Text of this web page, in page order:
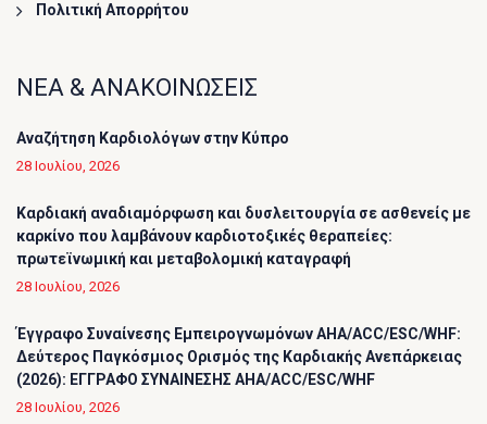
Πολιτική Απορρήτου
ΝΕΑ & ΑΝΑΚΟΙΝΩΣΕΙΣ
Αναζήτηση Καρδιολόγων στην Κύπρο
28 Ιουλίου, 2026
Καρδιακή αναδιαμόρφωση και δυσλειτουργία σε ασθενείς με
καρκίνο που λαμβάνουν καρδιοτοξικές θεραπείες:
πρωτεϊνωμική και μεταβολομική καταγραφή
28 Ιουλίου, 2026
Έγγραφο Συναίνεσης Εμπειρογνωμόνων AHA/ACC/ESC/WHF:
Δεύτερος Παγκόσμιος Ορισμός της Καρδιακής Ανεπάρκειας
(2026): ΕΓΓΡΑΦΟ ΣΥΝΑΙΝΕΣΗΣ AHA/ACC/ESC/WHF
28 Ιουλίου, 2026